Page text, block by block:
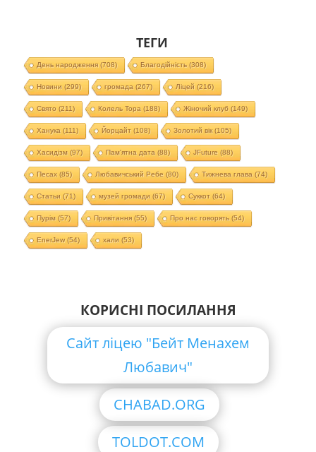
ТЕГИ
День народження(708) Благодійність (308)
Новини (299) громада (267) Ліцей (216)
Свято (211) Колель Тора (188) Жіночий клуб (149)
Ханука (111) Йорцайт (108) Золотий вік(105)
Хасидізм (97) Пам'ятна дата (88) JFuture (88)
Песах(85) Любавичський Ребе (80) Тижнева глава (74)
Статьи (71) музей громади (67) Суккот (64)
Пурім (57) Привітання(55) Про нас говорять (54)
EnerJew(54) хали (53)
КОРИСНІ ПОСИЛАННЯ
Сайт ліцею "Бейт Менахем
Любавич"
CHABAD.ORG
TOLDOT.COM